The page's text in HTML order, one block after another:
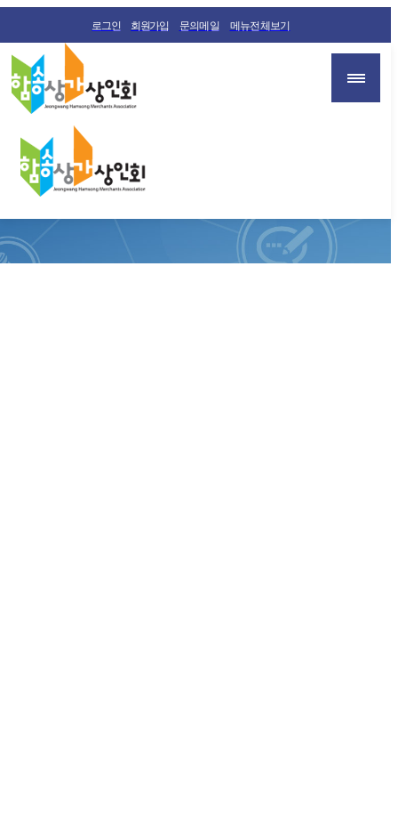
로그인 회원가입 문의메일 메뉴전체보기